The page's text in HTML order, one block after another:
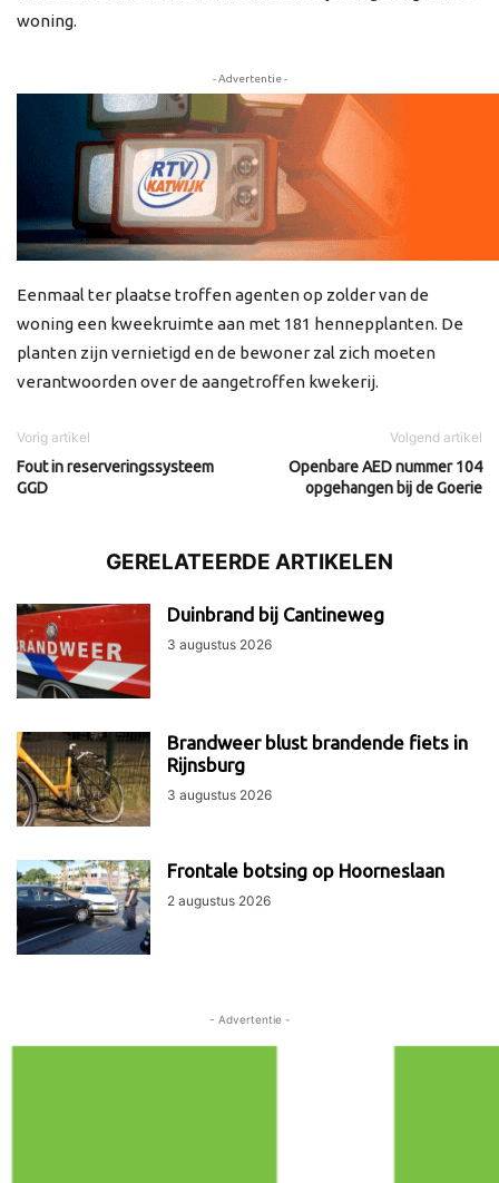
woning.
- Advertentie -
Eenmaal ter plaatse troffen agenten op zolder van de
woning een kweekruimte aan met 181 hennepplanten. De
planten zijn vernietigd en de bewoner zal zich moeten
verantwoorden over de aangetroffen kwekerij.
Vorig artikel
Fout in reserveringssysteem
GGD
Volgend artikel
Openbare AED nummer 104
opgehangen bij de Goerie
GERELATEERDE ARTIKELEN
Duinbrand bij Cantineweg
3 augustus 2026
Brandweer blust brandende fiets in
Rijnsburg
3 augustus 2026
Frontale botsing op Hoorneslaan
2 augustus 2026
- Advertentie -